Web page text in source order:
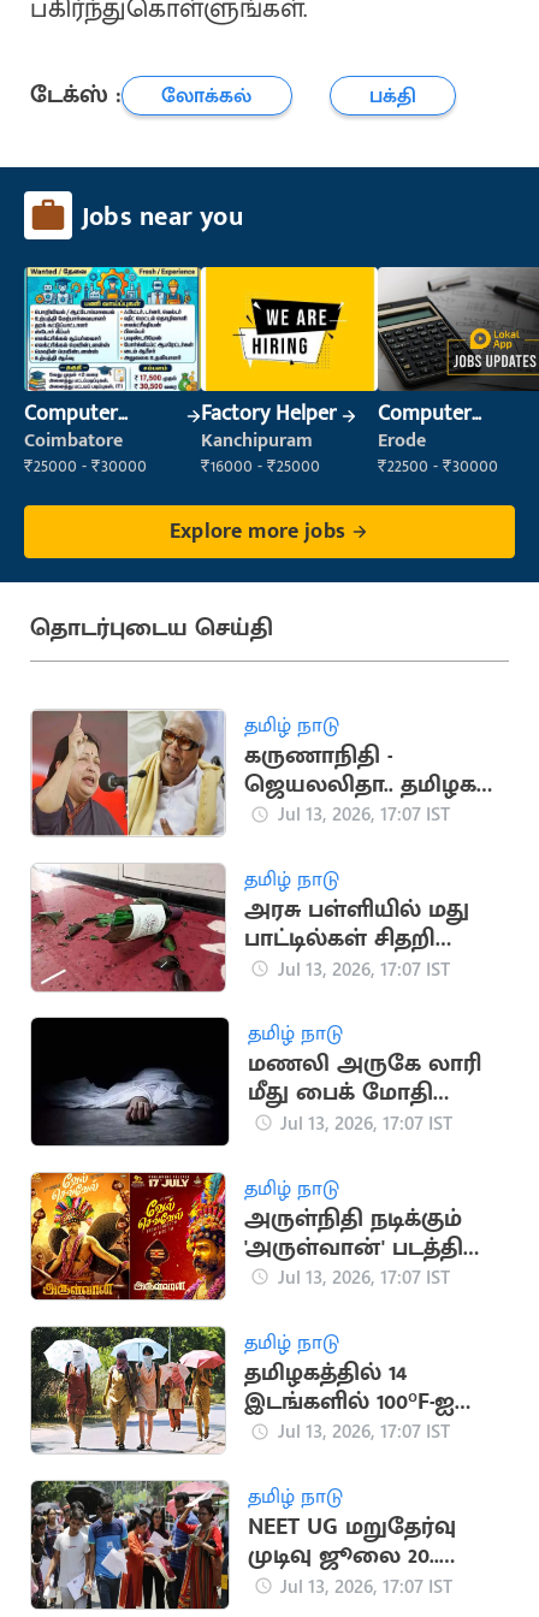
பகிர்ந்துகொள்ளுங்கள்.
டேக்ஸ் : லோக்கல் பக்தி
Jobs near you
Computer
Operator
Coimbatore
₹25000 - ₹30000
Factory Helper
Kanchipuram
₹16000 - ₹25000
Computer
Operator
Erode
₹22500 - ₹30000
Explore more jobs
தொடர்புடைய செய்தி
தமிழ் நாடு
கருணாநிதி -
ஜெயலலிதா.. தமிழக
அரசியலை உலுக்கிய
Jul 13, 2026, 17:07 IST
தமிழ் நாடு
அரசு பள்ளியில் மது
பாட்டில்கள் சிதறி
கிடந்ததால் அதிர்ச்சி
Jul 13, 2026, 17:07 IST
தமிழ் நாடு
மணலி அருகே லாரி
மீது பைக் மோதி
இளைஞர் உயிரிழப்பு
Jul 13, 2026, 17:07 IST
தமிழ் நாடு
அருள்நிதி நடிக்கும்
'அருள்வான்' படத்தின்
'வேல் செவ்வேல்'
Jul 13, 2026, 17:07 IST
தமிழ் நாடு
தமிழகத்தில் 14
இடங்களில் 100°F-ஐ
தாண்டிய வெப்பநிலை
Jul 13, 2026, 17:07 IST
தமிழ் நாடு
NEET UG மறுதேர்வு
முடிவு ஜூலை 20..
முக்கிய அறிவிப்பு
Jul 13, 2026, 17:07 IST